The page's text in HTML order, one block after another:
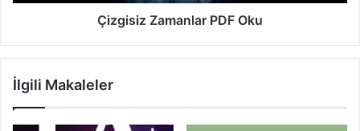
Çizgisiz Zamanlar PDF Oku
İlgili Makaleler